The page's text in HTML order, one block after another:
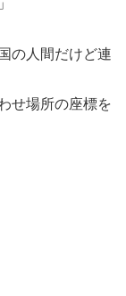
の人間だけど連
せ場所の座標を